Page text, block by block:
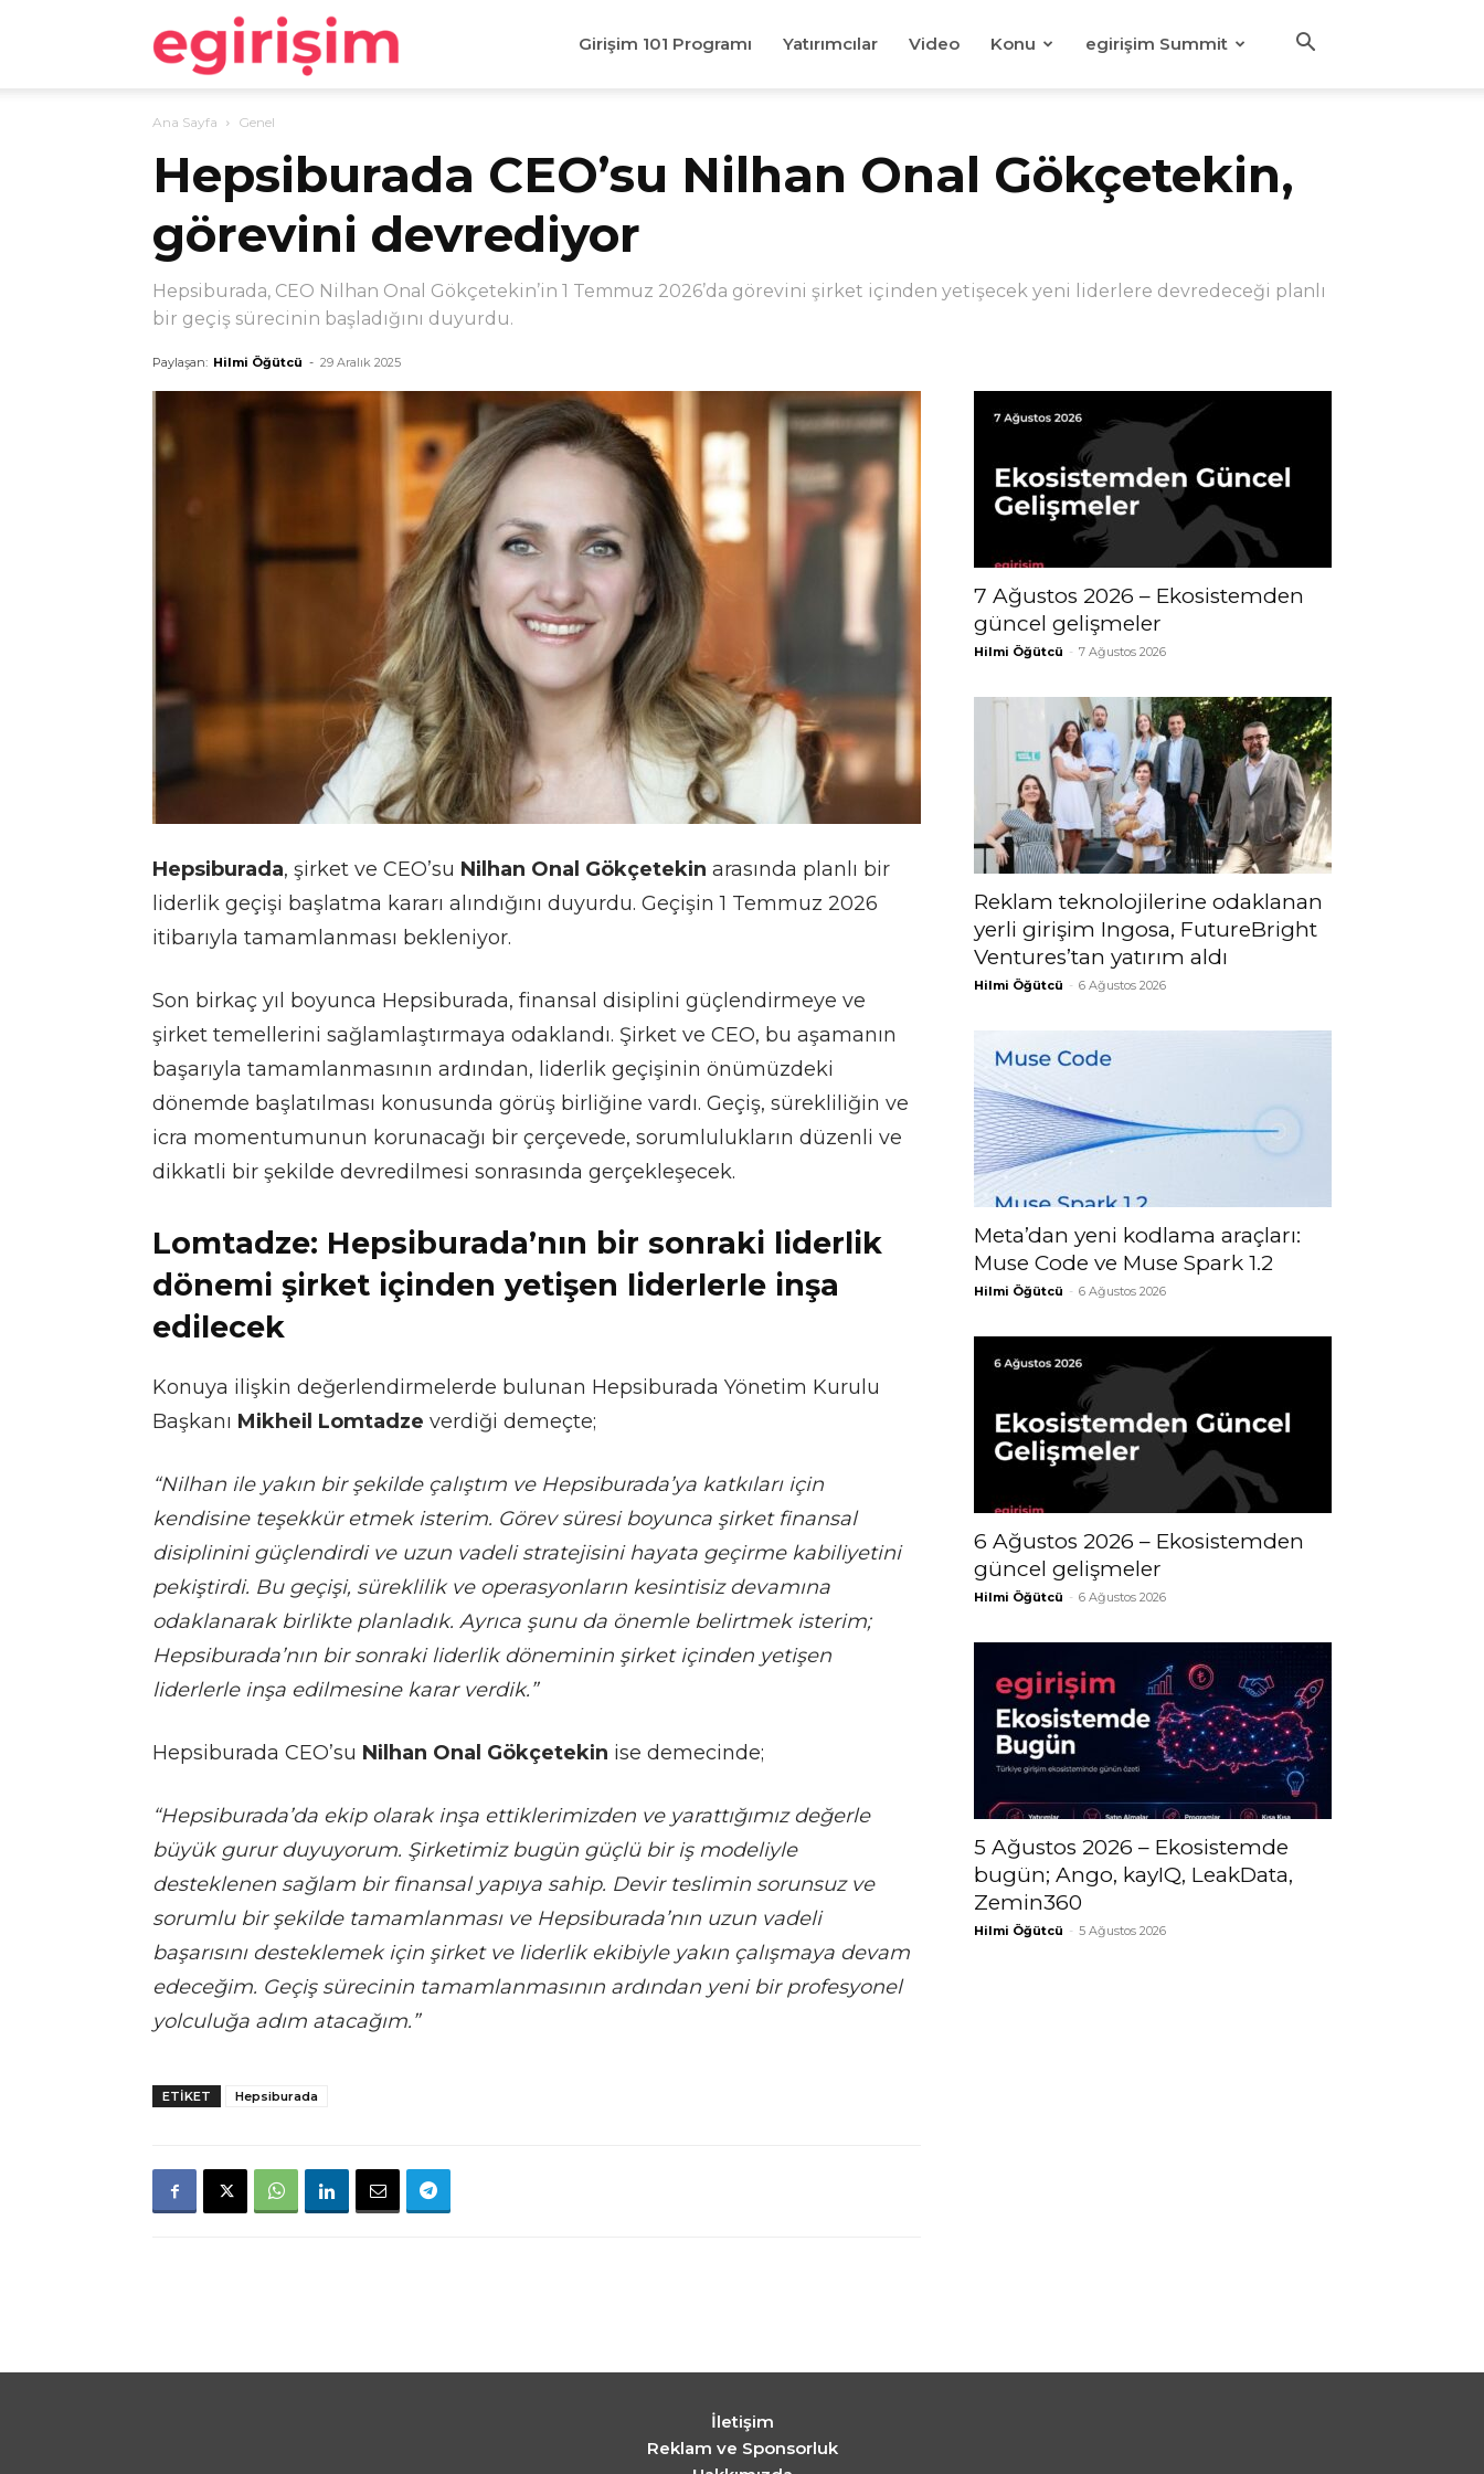
egirişim Girişim 101 Programı Yatırımcılar Video Konu egirişim Summit
Ana Sayfa Genel
Hepsiburada CEO’su Nilhan Onal Gökçetekin,
görevini devrediyor
Hepsiburada, CEO Nilhan Onal Gökçetekin’in 1 Temmuz 2026’da görevini şirket içinden yetişecek yeni liderlere devredeceği planlı
bir geçiş sürecinin başladığını duyurdu.
Paylaşan: Hilmi Öğütcü - 29 Aralık 2025
Hepsiburada, şirket ve CEO’su Nilhan Onal Gökçetekin arasında planlı bir
liderlik geçişi başlatma kararı alındığını duyurdu. Geçişin 1 Temmuz 2026
itibarıyla tamamlanması bekleniyor.
Son birkaç yıl boyunca Hepsiburada, finansal disiplini güçlendirmeye ve
şirket temellerini sağlamlaştırmaya odaklandı. Şirket ve CEO, bu aşamanın
başarıyla tamamlanmasının ardından, liderlik geçişinin önümüzdeki
dönemde başlatılması konusunda görüş birliğine vardı. Geçiş, sürekliliğin ve
icra momentumunun korunacağı bir çerçevede, sorumlulukların düzenli ve
dikkatli bir şekilde devredilmesi sonrasında gerçekleşecek.
Lomtadze: Hepsiburada’nın bir sonraki liderlik
dönemi şirket içinden yetişen liderlerle inşa
edilecek
Konuya ilişkin değerlendirmelerde bulunan Hepsiburada Yönetim Kurulu
Başkanı Mikheil Lomtadze verdiği demeçte;
“Nilhan ile yakın bir şekilde çalıştım ve Hepsiburada’ya katkıları için
kendisine teşekkür etmek isterim. Görev süresi boyunca şirket finansal
disiplinini güçlendirdi ve uzun vadeli stratejisini hayata geçirme kabiliyetini
pekiştirdi. Bu geçişi, süreklilik ve operasyonların kesintisiz devamına
odaklanarak birlikte planladık. Ayrıca şunu da önemle belirtmek isterim;
Hepsiburada’nın bir sonraki liderlik döneminin şirket içinden yetişen
liderlerle inşa edilmesine karar verdik.”
Hepsiburada CEO’su Nilhan Onal Gökçetekin ise demecinde;
“Hepsiburada’da ekip olarak inşa ettiklerimizden ve yarattığımız değerle
büyük gurur duyuyorum. Şirketimiz bugün güçlü bir iş modeliyle
desteklenen sağlam bir finansal yapıya sahip. Devir teslimin sorunsuz ve
sorumlu bir şekilde tamamlanması ve Hepsiburada’nın uzun vadeli
başarısını desteklemek için şirket ve liderlik ekibiyle yakın çalışmaya devam
edeceğim. Geçiş sürecinin tamamlanmasının ardından yeni bir profesyonel
yolculuğa adım atacağım.”
ETIKET Hepsiburada
7 Ağustos 2026 – Ekosistemden
güncel gelişmeler
Hilmi Öğütcü - 7 Ağustos 2026
Reklam teknolojilerine odaklanan
yerli girişim Ingosa, FutureBright
Ventures’tan yatırım aldı
Hilmi Öğütcü - 6 Ağustos 2026
Meta’dan yeni kodlama araçları:
Muse Code ve Muse Spark 1.2
Hilmi Öğütcü - 6 Ağustos 2026
6 Ağustos 2026 – Ekosistemden
güncel gelişmeler
Hilmi Öğütcü - 6 Ağustos 2026
5 Ağustos 2026 – Ekosistemde
bugün; Ango, kayIQ, LeakData,
Zemin360
Hilmi Öğütcü - 5 Ağustos 2026
İletişim
Reklam ve Sponsorluk